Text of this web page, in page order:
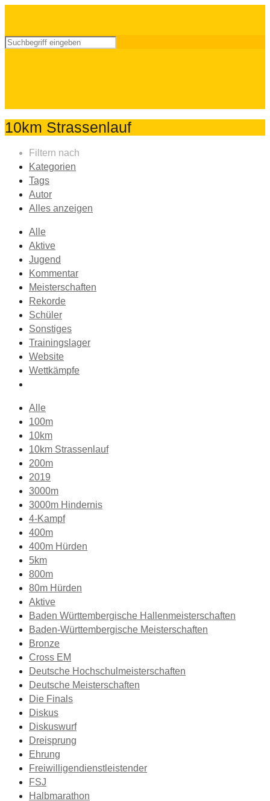
10km Strassenlauf
Filtern nach
Kategorien
Tags
Autor
Alles anzeigen
Alle
Aktive
Jugend
Kommentar
Meisterschaften
Rekorde
Schüler
Sonstiges
Trainingslager
Website
Wettkämpfe
Alle
100m
10km
10km Strassenlauf
200m
2019
3000m
3000m Hindernis
4-Kampf
400m
400m Hürden
5km
800m
80m Hürden
Aktive
Baden Württembergische Hallenmeisterschaften
Baden-Württembergische Meisterschaften
Bronze
Cross EM
Deutsche Hochschulmeisterschaften
Deutsche Meisterschaften
Die Finals
Diskus
Diskuswurf
Dreisprung
Ehrung
Freiwilligendienstleistender
FSJ
Halbmarathon